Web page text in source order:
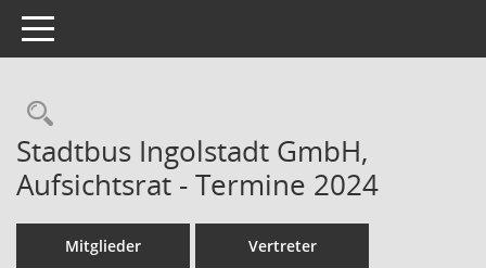
Toggle navigation
Rechercheauswahl
Stadtbus Ingolstadt GmbH,
Aufsichtsrat - Termine 2024
Mitglieder Vertreter